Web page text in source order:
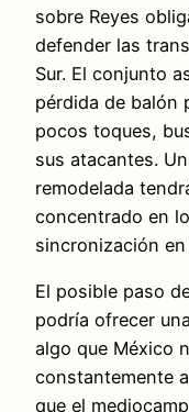
sobre Reyes
defender las
Sur. El conjunto
pérdida de balón
pocos toques,
sus atacantes.
remodelada
concentrado en
sincronización
El posible paso
podría ofrecer
algo que México
constantemente
que el